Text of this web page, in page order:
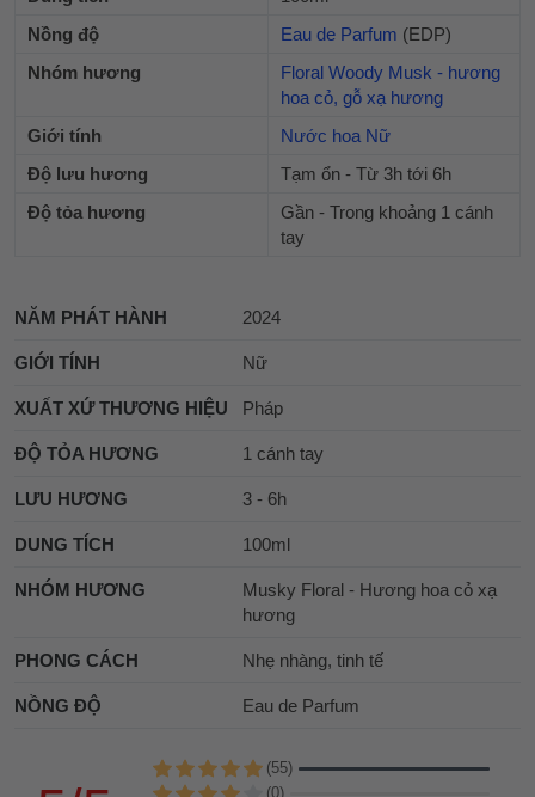
Nồng độ
Eau de Parfum (EDP)
Nhóm hương
Floral Woody Musk - hương
hoa cỏ, gỗ xạ hương
Giới tính
Nước hoa Nữ
Độ lưu hương
Tạm ổn - Từ 3h tới 6h
Độ tỏa hương
Gần - Trong khoảng 1 cánh
tay
NĂM PHÁT HÀNH 2024
GIỚI TÍNH Nữ
XUẤT XỨ THƯƠNG HIỆU Pháp
ĐỘ TỎA HƯƠNG 1 cánh tay
LƯU HƯƠNG 3 - 6h
DUNG TÍCH 100ml
NHÓM HƯƠNG
Musky Floral - Hương hoa cỏ xạ
hương
PHONG CÁCH Nhẹ nhàng, tinh tế
NỒNG ĐỘ Eau de Parfum
(55)
(0)